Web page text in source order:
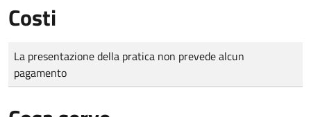
Costi
Tipo di pagamento
Importo
La presentazione della pratica non prevede alcun
pagamento